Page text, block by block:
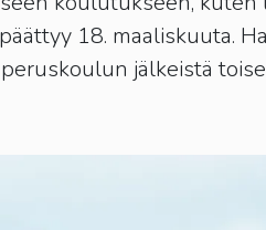
18. maaliskuuta.
jälkeistä